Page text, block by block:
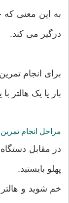
به این معنی
درگیر می کند.
برای انجام
بار یا یک هالتر
مراحل انجام
در مقابل
پهلو بایستید.
خم شوید و هالتر